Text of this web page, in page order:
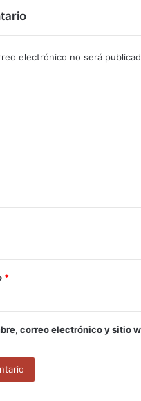
electrónico no será
*
correo electrónico y sitio